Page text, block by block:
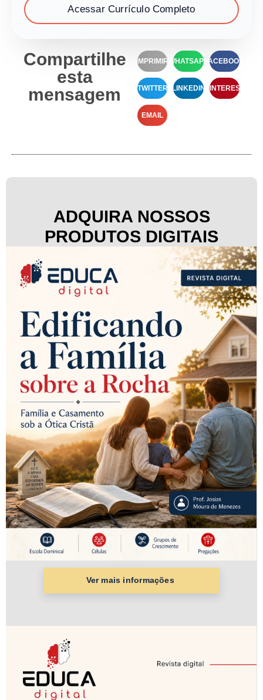
Acessar Currículo Completo
Compartilhe
esta
mensagem
IMPRIMIR WHATSAPP FACEBOOK
TWITTER LINKEDIN PINTEREST
EMAIL
ADQUIRA NOSSOS
PRODUTOS DIGITAIS